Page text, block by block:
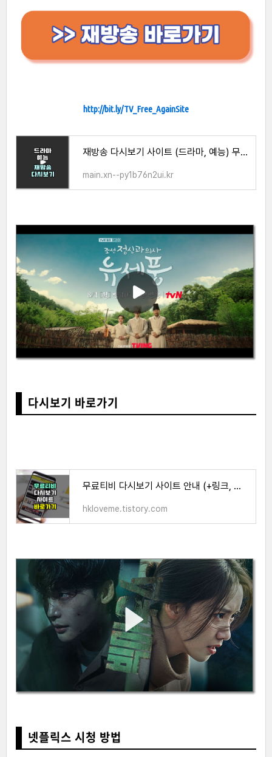
http://bit.ly/TV_Free_AgainSite
재방송 다시보기 사이트 (드라마, 예능) 무료 시청 방법
main.xn--py1b76n2ui.kr
다시보기 바로가기
무료티비 다시보기 사이트 안내 (+링크, 이용방법)
hkloveme.tistory.com
넷플릭스 시청 방법